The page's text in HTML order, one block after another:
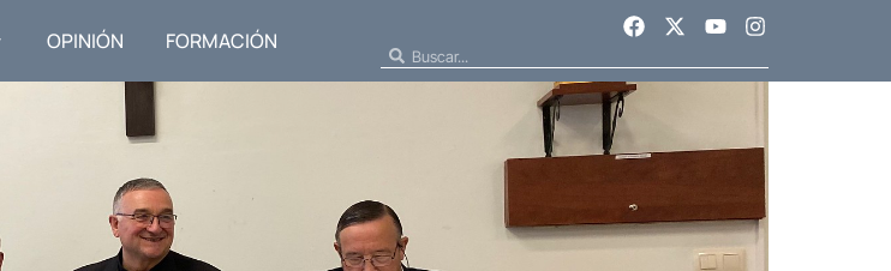
OPINIÓN FORMACIÓN